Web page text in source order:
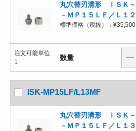
丸穴替刃溝形 ＩＳＫ
－ＭＰ１５ＬＦ／Ｌ１
標準価格（税抜）： ¥35,500
注文可能単位
1
数量
ISK-MP15LF/L13MF
丸穴替刃溝形 ＩＳＫ
－ＭＰ１５ＬＦ／Ｌ１